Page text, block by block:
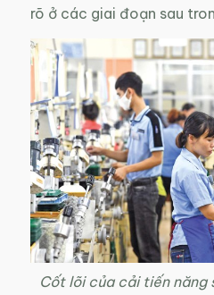
rõ ở các giai đoạn sau
Cốt lõi của cải tiến năng